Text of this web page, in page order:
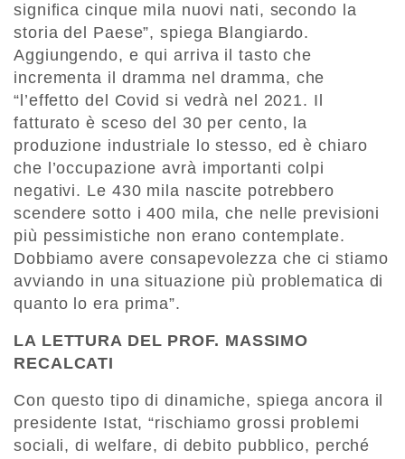
significa cinque mila nuovi nati, secondo la
storia del Paese”, spiega Blangiardo.
Aggiungendo, e qui arriva il tasto che
incrementa il dramma nel dramma, che
“l’effetto del Covid si vedrà nel 2021. Il
fatturato è sceso del 30 per cento, la
produzione industriale lo stesso, ed è chiaro
che l’occupazione avrà importanti colpi
negativi. Le 430 mila nascite potrebbero
scendere sotto i 400 mila, che nelle previsioni
più pessimistiche non erano contemplate.
Dobbiamo avere consapevolezza che ci stiamo
avviando in una situazione più problematica di
quanto lo era prima”.
LA LETTURA DEL PROF. MASSIMO
RECALCATI
Con questo tipo di dinamiche, spiega ancora il
presidente Istat, “rischiamo grossi problemi
sociali, di welfare, di debito pubblico, perché